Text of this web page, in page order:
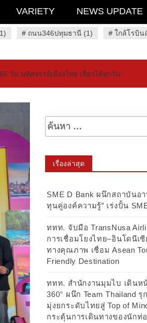
VARIETY NEWS UPDATE
# ถนน346ปทุมธานี (1) # ใกล้โรบิน
วัน มหัศจรรย์เมืองไทย เที่ยวได้ทุกวัน”
เรื่องล่าสุด
SME D Bank ผนึกสถาบันอ
ทุนคู่องค์ความรู้” เร่งปั้น
ททท. จับมือ TransNusa
การเชื่อมโยงไทย–อินโดนีเ
ทางคุณภาพ เชื่อม Asean
Friendly Destination
ททท. สำนักงานมุมไบ เดินห
360° ผนึก Team Thailand
มุ่งยกระดับไทยสู่ Top of
กระตุ้นการเดินทางของนักท่